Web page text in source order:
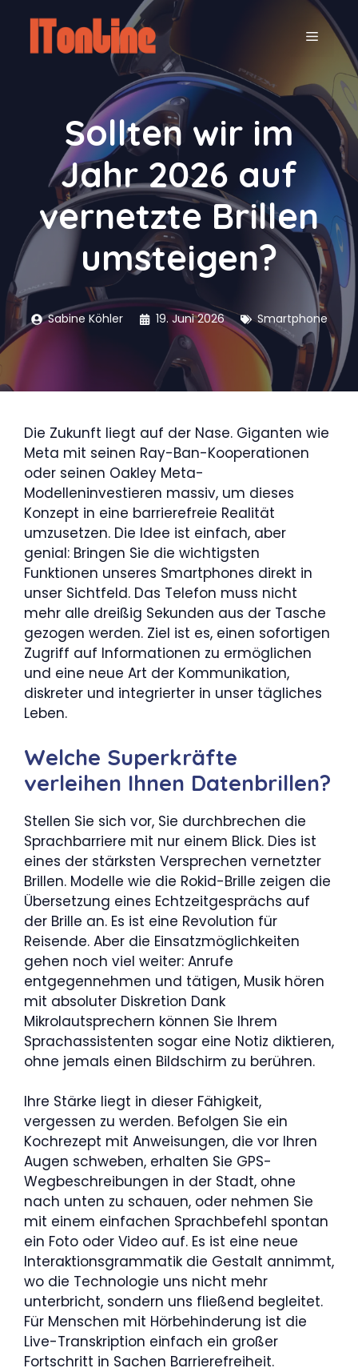
springen
MENÜ
Sollten wir im
Jahr 2026 auf
vernetzte Brillen
umsteigen?
Sabine Köhler 19. Juni 2026 Smartphone
Die Zukunft liegt auf der Nase. Giganten wie
Meta mit seinen Ray-Ban-Kooperationen
oder seinen Oakley Meta-
Modelleninvestieren massiv, um dieses
Konzept in eine barrierefreie Realität
umzusetzen. Die Idee ist einfach, aber
genial: Bringen Sie die wichtigsten
Funktionen unseres Smartphones direkt in
unser Sichtfeld. Das Telefon muss nicht
mehr alle dreißig Sekunden aus der Tasche
gezogen werden. Ziel ist es, einen sofortigen
Zugriff auf Informationen zu ermöglichen
und eine neue Art der Kommunikation,
diskreter und integrierter in unser tägliches
Leben.
Welche Superkräfte
verleihen Ihnen Datenbrillen?
Stellen Sie sich vor, Sie durchbrechen die
Sprachbarriere mit nur einem Blick. Dies ist
eines der stärksten Versprechen vernetzter
Brillen. Modelle wie die Rokid-Brille zeigen die
Übersetzung eines Echtzeitgesprächs auf
der Brille an. Es ist eine Revolution für
Reisende. Aber die Einsatzmöglichkeiten
gehen noch viel weiter: Anrufe
entgegennehmen und tätigen, Musik hören
mit absoluter Diskretion Dank
Mikrolautsprechern können Sie Ihrem
Sprachassistenten sogar eine Notiz diktieren,
ohne jemals einen Bildschirm zu berühren.
Ihre Stärke liegt in dieser Fähigkeit,
vergessen zu werden. Befolgen Sie ein
Kochrezept mit Anweisungen, die vor Ihren
Augen schweben, erhalten Sie GPS-
Wegbeschreibungen in der Stadt, ohne
nach unten zu schauen, oder nehmen Sie
mit einem einfachen Sprachbefehl spontan
ein Foto oder Video auf. Es ist eine neue
Interaktionsgrammatik die Gestalt annimmt,
wo die Technologie uns nicht mehr
unterbricht, sondern uns fließend begleitet.
Für Menschen mit Hörbehinderung ist die
Live-Transkription einfach ein großer
Fortschritt in Sachen Barrierefreiheit.